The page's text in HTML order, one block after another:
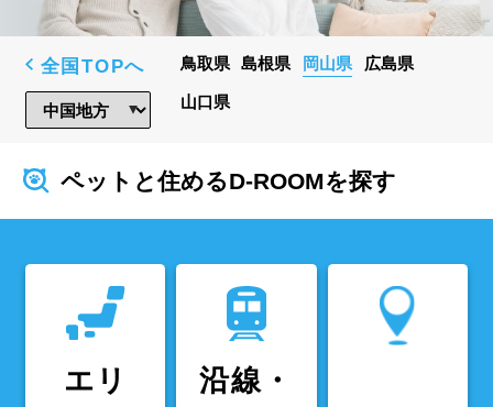
全国TOPへ 鳥取県 島根県 岡山県 広島県
山口県
ペットと住めるD-ROOMを探す
エリ
沿線・